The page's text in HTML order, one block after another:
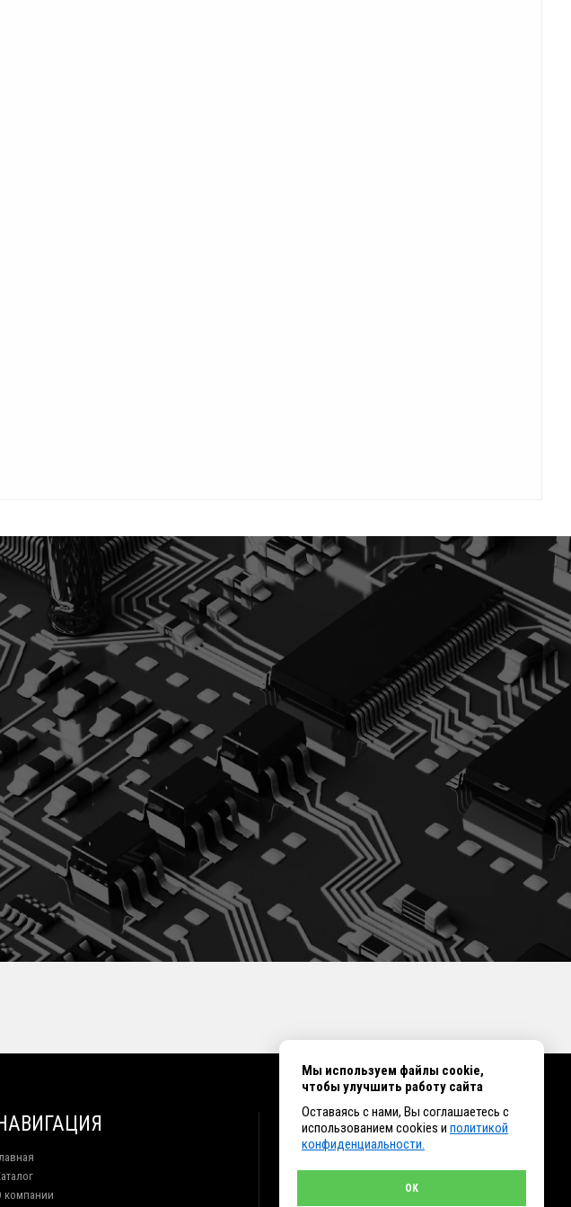
компании
КОНТАКТЫ
+7 (914) 010-76-83, 8 (3952) 93-27-93 - Отдел
Мы используем файлы cookie,
чтобы улучшить работу сайта
Оставаясь с нами, Вы соглашаетесь с
использованием cookies и политикой
конфиденциальности.
OK